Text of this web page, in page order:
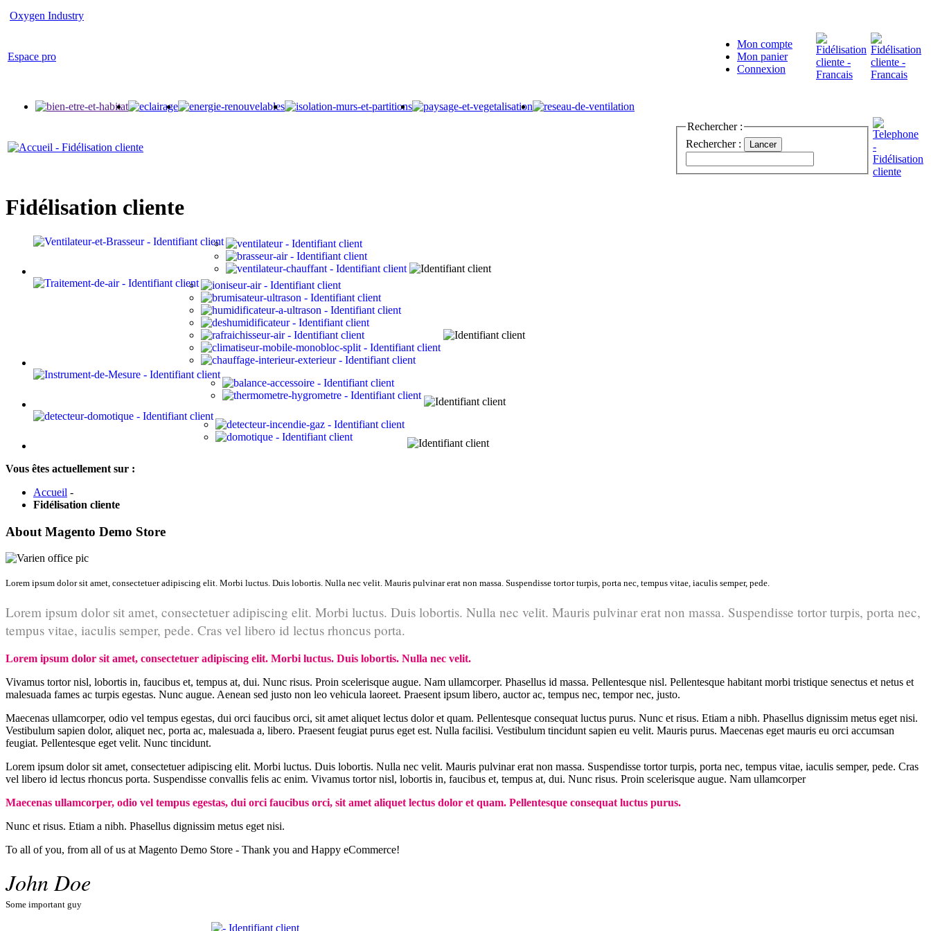
Oxygen Industry
Espace pro
Mon compte
Mon panier
Connexion
Rechercher :
Rechercher :
Lancer
Fidélisation cliente
Vous êtes actuellement sur :
Accueil -
Fidélisation cliente
About Magento Demo Store
Lorem ipsum dolor sit amet, consectetuer adipiscing elit. Morbi luctus. Duis lobortis. Nulla nec velit. Mauris pulvinar erat non massa. Suspendisse tortor turpis, porta nec, tempus vitae, iaculis semper, pede.
Lorem ipsum dolor sit amet, consectetuer adipiscing elit. Morbi luctus. Duis lobortis. Nulla nec velit. Mauris pulvinar erat non massa. Suspendisse tortor turpis, porta nec,
tempus vitae, iaculis semper, pede. Cras vel libero id lectus rhoncus porta.
Lorem ipsum dolor sit amet, consectetuer adipiscing elit. Morbi luctus. Duis lobortis. Nulla nec velit.
Vivamus tortor nisl, lobortis in, faucibus et, tempus at, dui. Nunc risus. Proin scelerisque augue. Nam ullamcorper. Phasellus id massa. Pellentesque nisl. Pellentesque habitant morbi tristique senectus et netus et
malesuada fames ac turpis egestas. Nunc augue. Aenean sed justo non leo vehicula laoreet. Praesent ipsum libero, auctor ac, tempus nec, tempor nec, justo.
Maecenas ullamcorper, odio vel tempus egestas, dui orci faucibus orci, sit amet aliquet lectus dolor et quam. Pellentesque consequat luctus purus. Nunc et risus. Etiam a nibh. Phasellus dignissim metus eget nisi.
Vestibulum sapien dolor, aliquet nec, porta ac, malesuada a, libero. Praesent feugiat purus eget est. Nulla facilisi. Vestibulum tincidunt sapien eu velit. Mauris purus. Maecenas eget mauris eu orci accumsan
feugiat. Pellentesque eget velit. Nunc tincidunt.
Lorem ipsum dolor sit amet, consectetuer adipiscing elit. Morbi luctus. Duis lobortis. Nulla nec velit. Mauris pulvinar erat non massa. Suspendisse tortor turpis, porta nec, tempus vitae, iaculis semper, pede. Cras
vel libero id lectus rhoncus porta. Suspendisse convallis felis ac enim. Vivamus tortor nisl, lobortis in, faucibus et, tempus at, dui. Nunc risus. Proin scelerisque augue. Nam ullamcorper
Maecenas ullamcorper, odio vel tempus egestas, dui orci faucibus orci, sit amet aliquet lectus dolor et quam. Pellentesque consequat luctus purus.
Nunc et risus. Etiam a nibh. Phasellus dignissim metus eget nisi.
To all of you, from all of us at Magento Demo Store - Thank you and Happy eCommerce!
John Doe
Some important guy